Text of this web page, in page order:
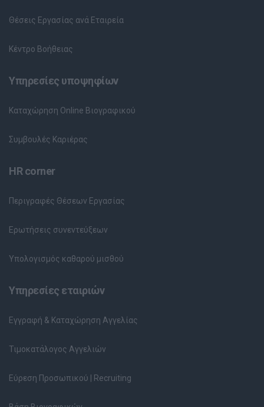
Θέσεις Εργασίας ανά Εταιρεία
Κέντρο Βοήθειας
Υπηρεσίες υποψηφίων
Καταχώρηση Online Βιογραφικού
Συμβουλές Καριέρας
HR corner
Περιγραφές Θέσεων Εργασίας
Ερωτήσεις συνεντεύξεων
Υπολογισμός καθαρού μισθού
Υπηρεσίες εταιριών
Εγγραφή & Καταχώρηση Αγγελίας
Τιμοκατάλογος Αγγελιών
Εύρεση Προσωπικού | Recruiting